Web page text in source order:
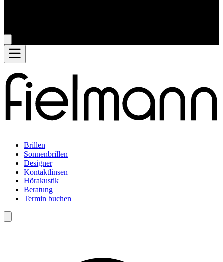
Brillen
Sonnenbrillen
Designer
Kontaktlinsen
Hörakustik
Beratung
Termin buchen